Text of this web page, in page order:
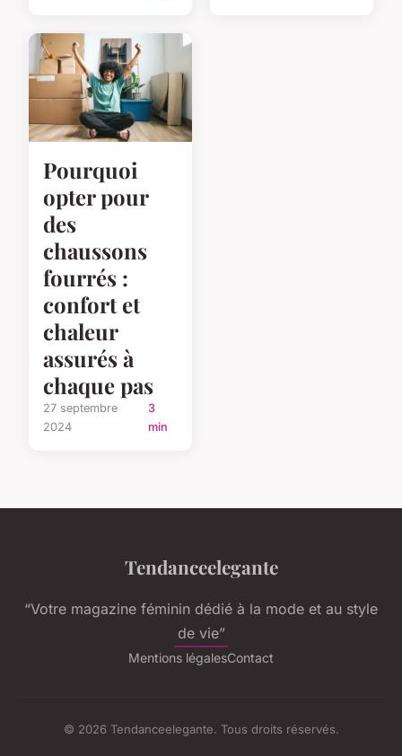
Pourquoi
opter pour
des
chaussons
fourrés :
confort et
chaleur
assurés à
chaque pas
27 septembre
2024
3
min
Tendanceelegante
“Votre magazine féminin dédié à la mode et au style
de vie”
Mentions légalesContact
© 2026 Tendanceelegante. Tous droits réservés.